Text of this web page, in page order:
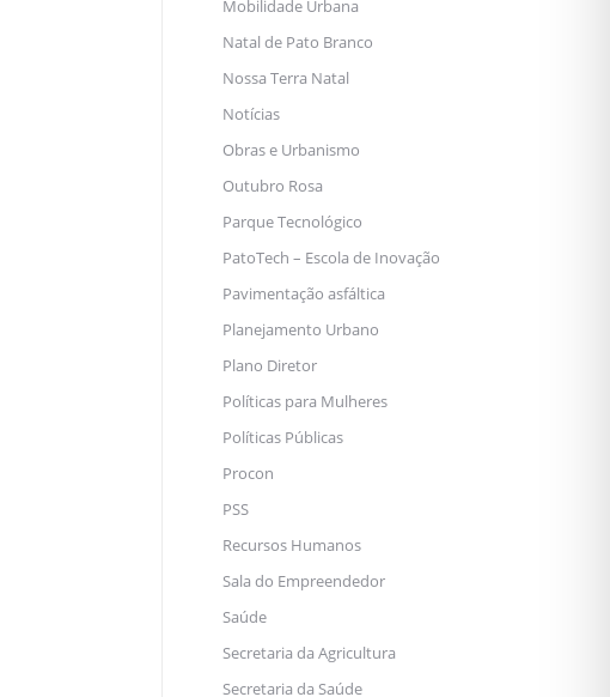
Mobilidade Urbana
Natal de Pato Branco
Nossa Terra Natal
Notícias
Obras e Urbanismo
Outubro Rosa
Parque Tecnológico
PatoTech – Escola de Inovação
Pavimentação asfáltica
Planejamento Urbano
Plano Diretor
Políticas para Mulheres
Políticas Públicas
Procon
PSS
Recursos Humanos
Sala do Empreendedor
Saúde
Secretaria da Agricultura
Secretaria da Saúde